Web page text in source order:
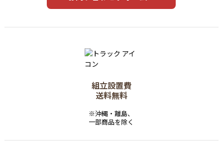
組立設置費
送料無料
※沖縄・離島、
一部商品を除く